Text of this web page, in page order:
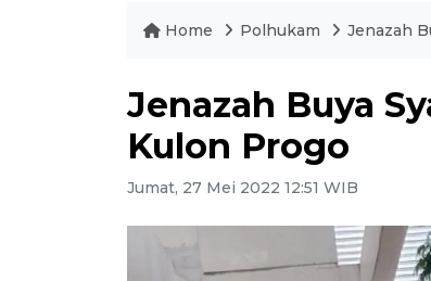
Home Polhukam Jenazah
Jenazah Buya
Kulon Progo
Jumat, 27 Mei 2022 12:51 WIB